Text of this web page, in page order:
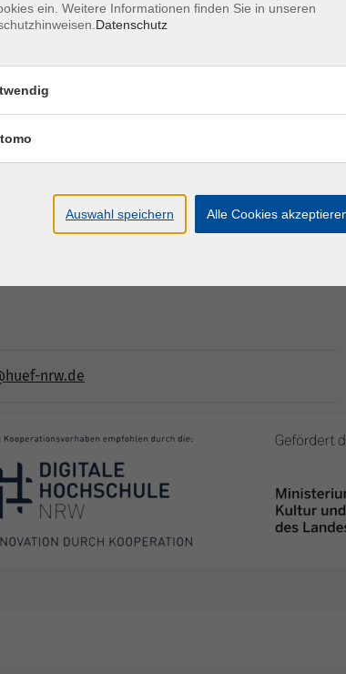
Interesse und Aufmerksamkeit
Zuhörens virtuos einsetzen können
und thematisieren
einem bereits bestehendem ILIAS Account der
oder Freischaltung abrufen.
nrw.de
ein. Weitere Informationen finden Sie in unseren
Datenschutz
Auswahl speichern Alle Cookies